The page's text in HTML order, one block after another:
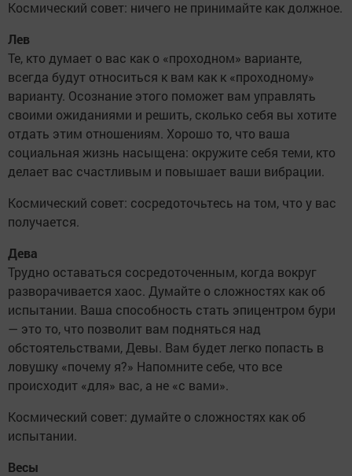
Космический совет: ничего не принимайте как должное.
Лев
Те, кто думает о вас как о «проходном» варианте,
всегда будут относиться к вам как к «проходному»
варианту. Осознание этого поможет вам управлять
своими ожиданиями и решить, сколько себя вы хотите
отдать этим отношениям. Хорошо то, что ваша
социальная жизнь насыщена: окружите себя теми, кто
делает вас счастливым и повышает ваши вибрации.
Космический совет: сосредоточьтесь на том, что у вас
получается.
Дева
Трудно оставаться сосредоточенным, когда вокруг
разворачивается хаос. Думайте о сложностях как об
испытании. Ваша способность стать эпицентром бури
— это то, что позволит вам подняться над
обстоятельствами, Девы. Вам будет легко попасть в
ловушку «почему я?» Напомните себе, что все
происходит «для» вас, а не «с вами».
Космический совет: думайте о сложностях как об
испытании.
Весы